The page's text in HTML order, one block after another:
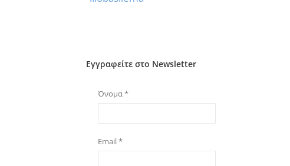
Εγγραφείτε στο Newsletter
Όνομα*
Email*